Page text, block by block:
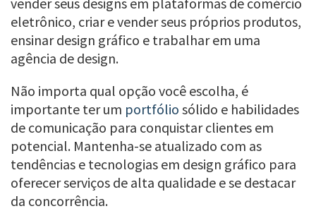
eletrônico, criar e vender seus próprios produtos,
ensinar design gráfico e trabalhar em uma
agência de design.
Não importa qual opção você escolha, é
importante ter um portfólio sólido e habilidades
de comunicação para conquistar clientes em
potencial. Mantenha-se atualizado com as
tendências e tecnologias em design gráfico para
oferecer serviços de alta qualidade e se destacar
da concorrência.